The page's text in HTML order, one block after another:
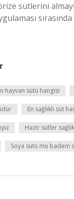
sütlerini
hayvan sütü hangisi
En sağlıklı süt
Hazır sütler
Soya sütü mü badem